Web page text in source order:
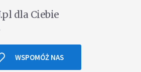
dla Ciebie
WSPOMÓŻ NAS